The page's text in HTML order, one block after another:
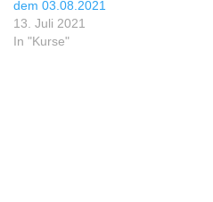
dem 03.08.2021
13. Juli 2021
In "Kurse"